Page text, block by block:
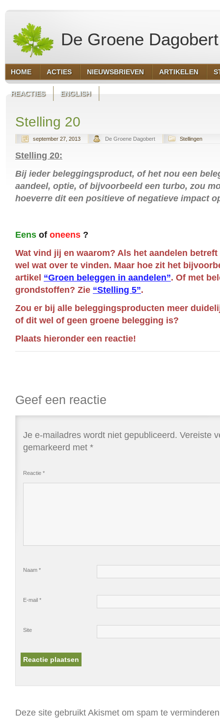
De Groene Dagobert
HOME ACTIES NIEUWSBRIEVEN ARTIKELEN
REACTIES ENGLISH
Stelling 20
september 27, 2013 De Groene Dagobert Stellingen
Stelling 20:
Bij ieder beleggingsproduct, of het nou een
aandeel, optie, of bijvoorbeeld een turbo, zou
hoeverre dit een positieve of negatieve impact
Eens of oneens ?
Wat vind jij en waarom? Als het aandelen
wel wat over te vinden. Maar hoe zit het
artikel “Groen beleggen in aandelen”. Of met
grondstoffen? Zie “Stelling 5”.
Zou er bij alle beleggingsproducten meer
of dit wel of geen groene belegging is?
Plaats hieronder een reactie!
Geef een reactie
Je e-mailadres wordt niet gepubliceerd. Vereiste
gemarkeerd met *
Reactie *
Naam *
E-mail *
Site
Deze site gebruikt Akismet om spam te